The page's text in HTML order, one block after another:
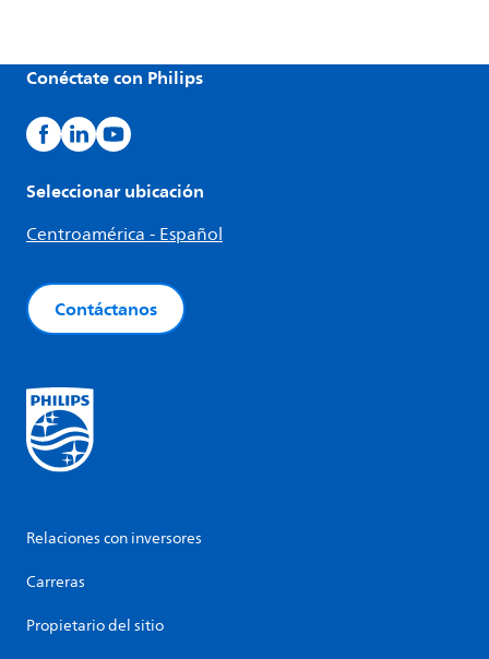
Conéctate con Philips
Seleccionar ubicación
Centroamérica - Español
Contáctanos
Relaciones con inversores
Carreras
Propietario del sitio